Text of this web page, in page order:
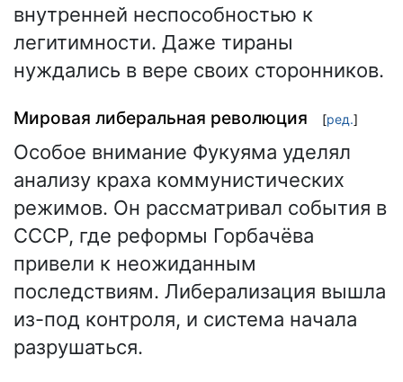
внутренней неспособностью к
легитимности. Даже тираны
нуждались в вере своих сторонников.
Мировая либеральная революция [ред.]
Особое внимание Фукуяма уделял
анализу краха коммунистических
режимов. Он рассматривал события в
СССР, где реформы Горбачёва
привели к неожиданным
последствиям. Либерализация вышла
из-под контроля, и система начала
разрушаться.